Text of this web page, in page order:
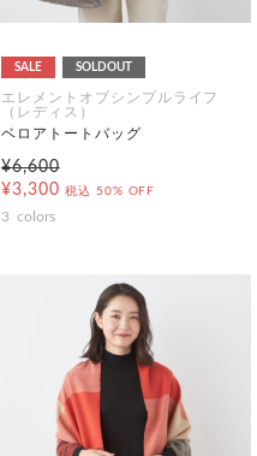
SALE SOLDOUT
エレメントオブシンプルライフ
（レディス）
ベロアトートバッグ
¥6,600
¥3,300 税込 50% OFF
3 colors